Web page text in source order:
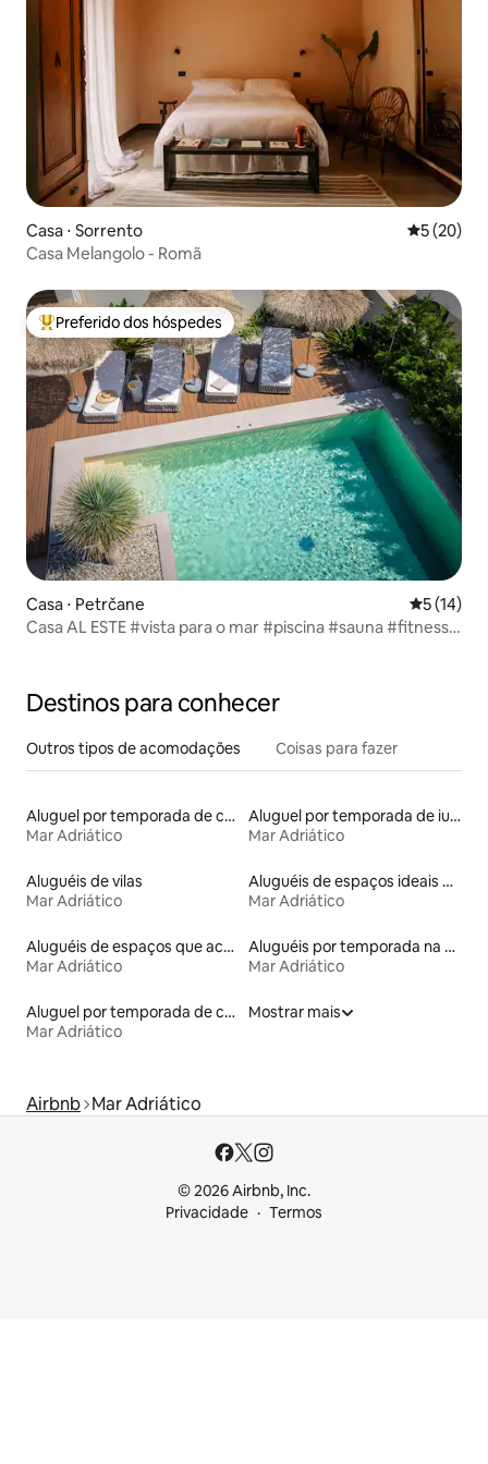
Casa ⋅ Sorrento 5 de uma
5 (20)
Casa Melangolo - Romã
Entre os melhores preferidos dos hóspedes
Preferido dos hóspedes
Casa ⋅ Petrčane 5 de uma
5 (14)
Casa AL ESTE #vista para o mar #piscina #sauna #fitness
Destinos para conhecer
Outros tipos de acomodações Coisas para fazer
Aluguel por temporada de casas arredondadas
Mar Adriático
Aluguel por temporada de iurtas
Mar Adriático
Aluguéis de vilas
Mar Adriático
Aluguéis de espaços ideais para famílias
Mar Adriático
Aluguéis de espaços que aceitam animais de estimação
Mar Adriático
Aluguéis por temporada na orla
Mar Adriático
Aluguel por temporada de casas na terra
Mar Adriático
Mostrar mais
Airbnb Mar Adriático
© 2026 Airbnb, Inc.
Privacidade
Termos